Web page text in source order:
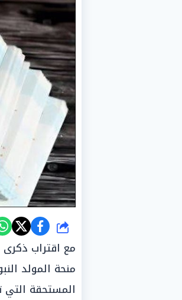
شارك
مع اقتراب ذكرى
المستحقة التي